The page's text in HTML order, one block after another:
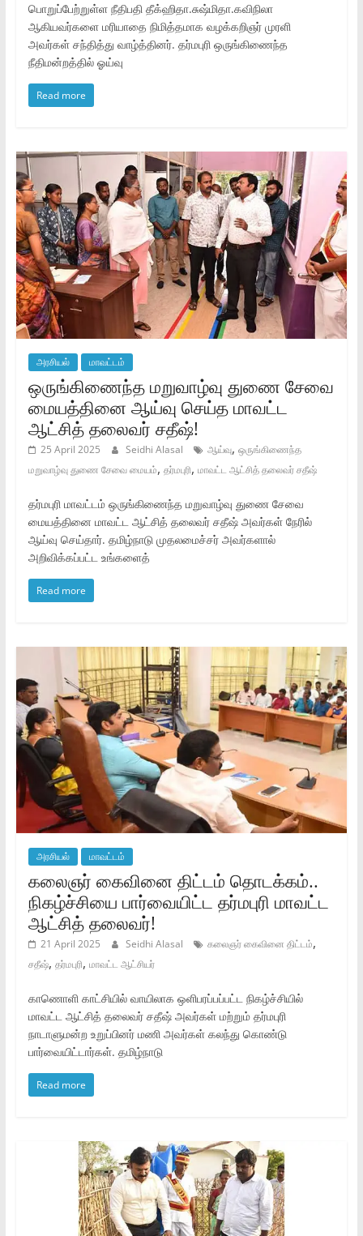
பொறுப்பேற்றுள்ள நீதிபதி தீக்ஹிதா.சுஷ்மிதா.கவிநிலா
ஆகியவர்களை மரியாதை நிமித்தமாக வழக்கறிஞர் முரளி
அவர்கள் சந்தித்து வாழ்த்தினர். தர்மபுரி ஒருங்கிணைந்த
நீதிமன்றத்தில் ஓய்வு
Read more
அரசியல் மாவட்டம்
ஒருங்கிணைந்த மறுவாழ்வு துணை சேவை
மையத்தினை ஆய்வு செய்த மாவட்ட
ஆட்சித் தலைவர் சதீஷ்!
25 April 2025 Seidhi Alasal ஆய்வு, ஒருங்கிணைந்த
மறுவாழ்வு துணை சேவை மையம், தர்மபுரி, மாவட்ட ஆட்சித் தலைவர் சதீஷ்
தர்மபுரி மாவட்டம் ஒருங்கிணைந்த மறுவாழ்வு துணை சேவை
மையத்தினை மாவட்ட ஆட்சித் தலைவர் சதீஷ் அவர்கள் நேரில்
ஆய்வு செய்தார். தமிழ்நாடு முதலமைச்சர் அவர்களால்
அறிவிக்கப்பட்ட உங்களைத்
Read more
அரசியல் மாவட்டம்
கலைஞர் கைவினை திட்டம் தொடக்கம்..
நிகழ்ச்சியை பார்வையிட்ட தர்மபுரி மாவட்ட
ஆட்சித் தலைவர்!
21 April 2025 Seidhi Alasal கலைஞர் கைவினை திட்டம்,
சதீஷ், தர்மபுரி, மாவட்ட ஆட்சியர்
காணொளி காட்சியில் வாயிலாக ஒளிபரப்பப்பட்ட நிகழ்ச்சியில்
மாவட்ட ஆட்சித் தலைவர் சதீஷ் அவர்கள் மற்றும் தர்மபுரி
நாடாளுமன்ற உறுப்பினர் மணி அவர்கள் கலந்து கொண்டு
பார்வையிட்டார்கள். தமிழ்நாடு
Read more